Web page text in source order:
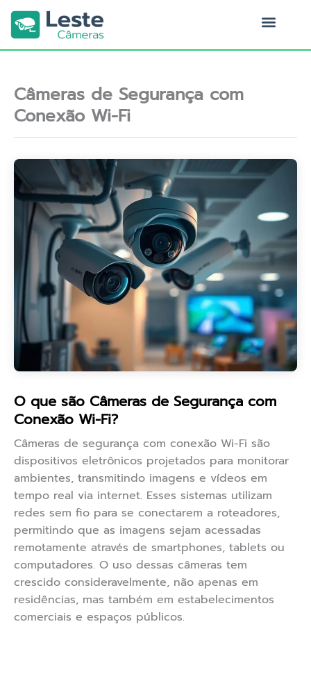
para
conteúdo
Câmeras de Segurança com
Conexão Wi-Fi
O que são Câmeras de Segurança com
Conexão Wi-Fi?
Câmeras de segurança com conexão Wi-Fi são
dispositivos eletrônicos projetados para monitorar
ambientes, transmitindo imagens e vídeos em
tempo real via internet. Esses sistemas utilizam
redes sem fio para se conectarem a roteadores,
permitindo que as imagens sejam acessadas
remotamente através de smartphones, tablets ou
computadores. O uso dessas câmeras tem
crescido consideravelmente, não apenas em
residências, mas também em estabelecimentos
comerciais e espaços públicos.